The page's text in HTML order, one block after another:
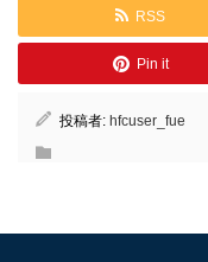
RSS
Pin it
投稿者: hfcuser_fue